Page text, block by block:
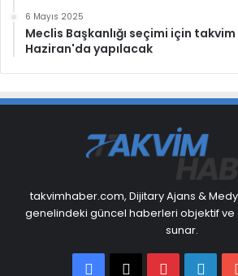
6 Mayıs 2025
Meclis Başkanlığı seçimi için
Haziran'da yapılacak
takvimhaber.com, Dijitary Ajans &
genelindeki güncel haberleri objektif ve
sunar.
Facebook
X Pinterest